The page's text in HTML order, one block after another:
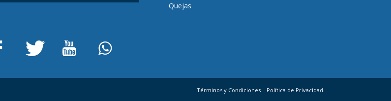
Quejas
Términos y Condiciones Política de Privacidad